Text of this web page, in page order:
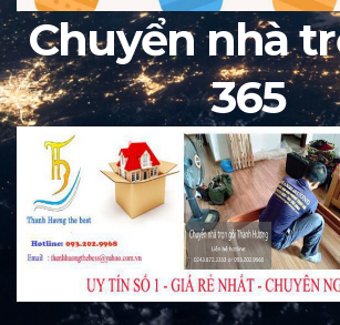
Chuyển nhà
365